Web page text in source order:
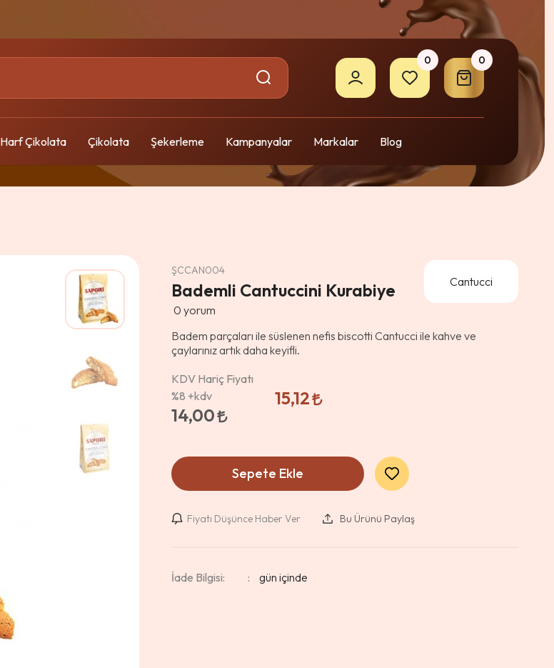
0 0
Harf Çikolata Çikolata Şekerleme Kampanyalar Markalar Blog
ŞCCAN004
Bademli Cantuccini Kurabiye
0 yorum
Cantucci
Badem parçaları ile süslenen nefis biscotti Cantucci ile kahve ve
çaylarınız artık daha keyifli.
KDV Hariç Fiyatı
%8 +kdv
14,00
15,12
Sepete Ekle
Fiyatı Düşünce Haber Ver Bu Ürünü Paylaş
İade Bilgisi: